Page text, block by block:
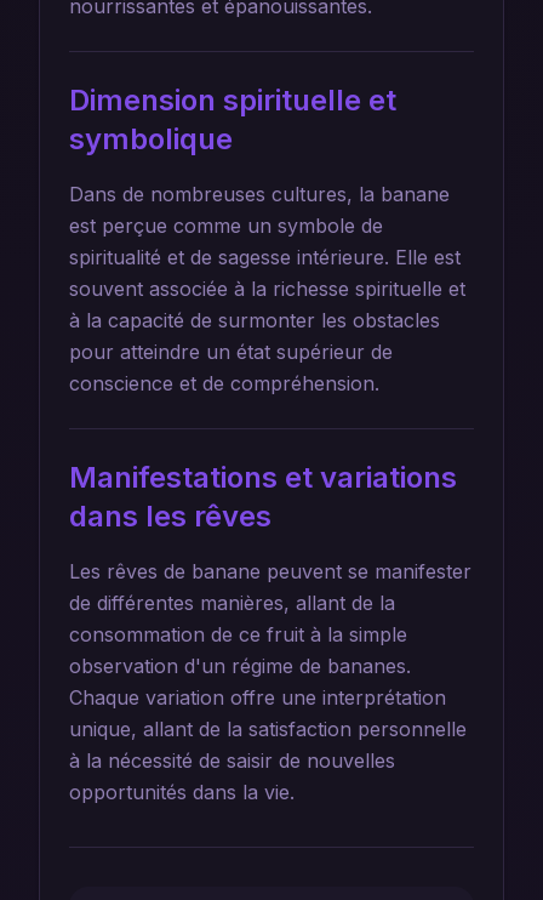
nourrissantes et épanouissantes.
Dimension spirituelle et
symbolique
Dans de nombreuses cultures, la banane
est perçue comme un symbole de
spiritualité et de sagesse intérieure. Elle est
souvent associée à la richesse spirituelle et
à la capacité de surmonter les obstacles
pour atteindre un état supérieur de
conscience et de compréhension.
Manifestations et variations
dans les rêves
Les rêves de banane peuvent se manifester
de différentes manières, allant de la
consommation de ce fruit à la simple
observation d'un régime de bananes.
Chaque variation offre une interprétation
unique, allant de la satisfaction personnelle
à la nécessité de saisir de nouvelles
opportunités dans la vie.